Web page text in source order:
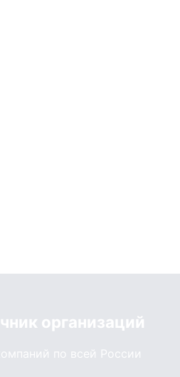
организаций
по всей России